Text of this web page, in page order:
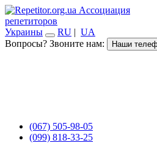
Ассоциация
репетиторов
Украины
RU | UA
Вопросы? Звоните нам:
Наши
(067) 505-98-05
(099) 818-33-25